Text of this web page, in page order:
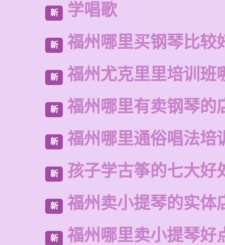
新 学唱歌
新 福州哪里买钢琴比较
新 福州尤克里里培训班
新 福州哪里有卖钢琴的
新 福州哪里通俗唱法培
新 孩子学古筝的七大好
新 福州卖小提琴的实体
新 福州哪里卖小提琴好